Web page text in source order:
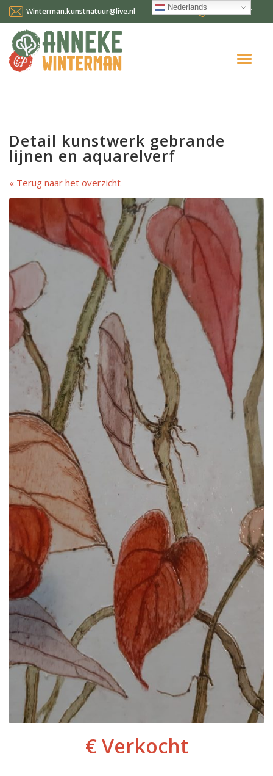
Winterman.kunstnatuur@live.nl 0641124587
Workshops en cursussen
Aktueel
Contact
Nederlands
Detail kunstwerk gebrande
lijnen en aquarelverf
Terug naar het overzicht
€ Verkocht
Nederlands